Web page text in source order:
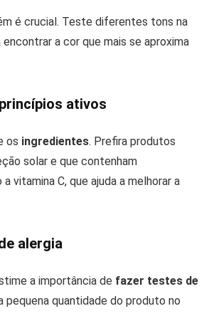
é crucial. Teste diferentes tons na
encontrar a cor que mais se aproxima
ativos
os ingredientes. Prefira produtos
solar e que contenham
vitamina C, que ajuda a melhorar a
alergia
a importância de fazer testes de
pequena quantidade do produto no